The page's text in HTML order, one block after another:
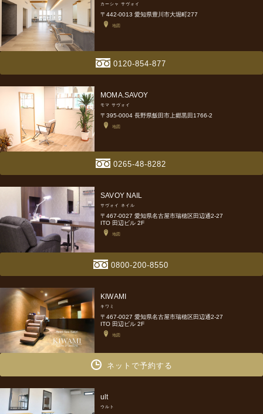
カーシャ サヴォイ
〒442-0013 愛知県豊川市大堀町277
地図
0120-854-877
MOMA.SAVOY
モマ サヴォイ
〒395-0004 長野県飯田市上郷黒田1766-2
地図
0265-48-8282
SAVOY NAIL
サヴォイ ネイル
〒467-0027 愛知県名古屋市瑞穂区田辺通2-27
ITO 田辺ビル 2F
地図
0800-200-8550
KIWAMI
キワミ
〒467-0027 愛知県名古屋市瑞穂区田辺通2-27
ITO 田辺ビル 2F
地図
ネットで予約する
ult
ウルト